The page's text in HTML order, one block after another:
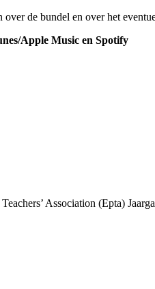
over de bundel en over het
Apple Music en Spotify
Association (Epta)